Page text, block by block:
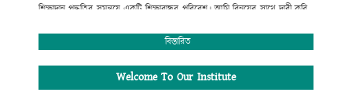
শিক্ষাদান পদ্ধতির সমন্বয়ে একটি শিক্ষাবান্ধব পরিবেশ। আমি বিনয়ের সাথে দাবী করি,
প্রতিষ্ঠানটিতে
প্রধান শিক্ষক (ভারপ্রাপ্ত)
বিস্তারিত
Welcome To Our Institute